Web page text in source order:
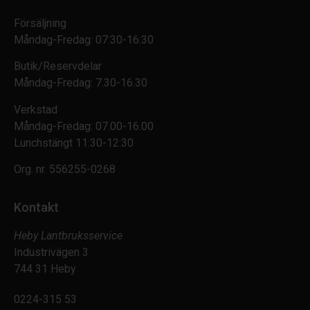
Försäljning
Måndag-Fredag: 07:30-16:30
Butik/Reservdelar
Måndag-Fredag: 7.30-16.30
Verkstad
Måndag-Fredag: 07.00-16.00
Lunchstängt 11:30-12:30
Org. nr. 556255-0268
Kontakt
Heby Lantbruksservice
Industrivägen 3
744 31 Heby
0224-315 53